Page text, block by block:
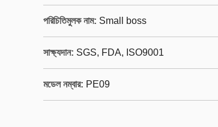
পরিচিতিমুলক নাম: Small boss
সাক্ষ্যদান: SGS, FDA, ISO9001
মডেল নম্বার: PE09